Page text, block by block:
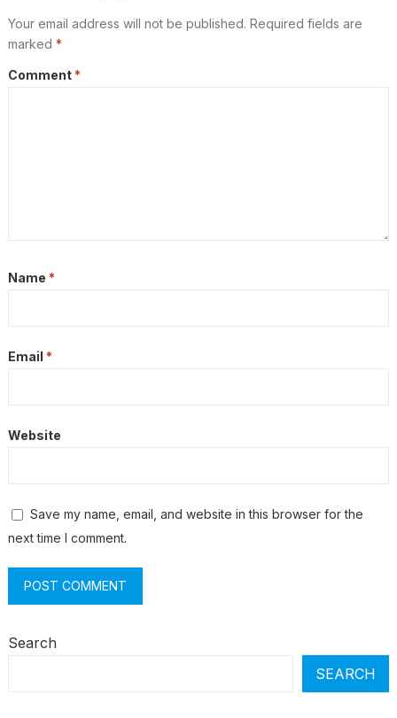
Your email address will not be published. Required fields are
marked *
Comment *
Name *
Email *
Website
Save my name, email, and website in this browser for the
next time I comment.
Search
SEARCH